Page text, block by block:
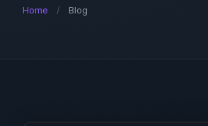
Home / Blog